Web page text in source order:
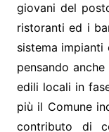
giovani del
ristoranti ed i
sistema impianti
pensando
edili locali in
più il Comune
contributo di